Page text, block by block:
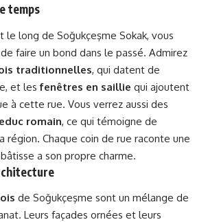
temps
le long de Soğukçeşme Sokak, vous
faire un bond dans le passé. Admirez
traditionnelles, qui datent de
et lesfenêtres en saillie qui ajoutent
à cette rue. Vous verrez aussi des
romain, ce qui témoigne de
région. Chaque coin de rue raconte une
a son propre charme.
de Soğukçeşme sont un mélange de
Leurs façades ornées et leurs